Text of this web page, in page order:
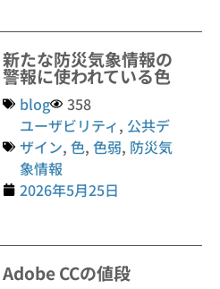
新たな防災気象情報の
警報に使われている色
blog
358
ユーザビリティ, 公共デ
ザイン,色,色弱, 防災気
象情報
2026年5月25日
Adobe CCの値段